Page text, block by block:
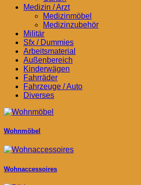
Medizin / Arzt
Medizinmöbel
Medizinzubehör
Militär
Sfx / Dummies
Arbeitsmaterial
Außenbereich
Kinderwägen
Fahrräder
Fahrzeuge / Auto
Diverses
Wohnmöbel
Wohnaccessoires